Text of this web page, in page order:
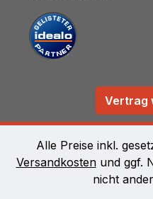
Vertrag
Alle Preise inkl.
Versandkostenund ggf.
nicht